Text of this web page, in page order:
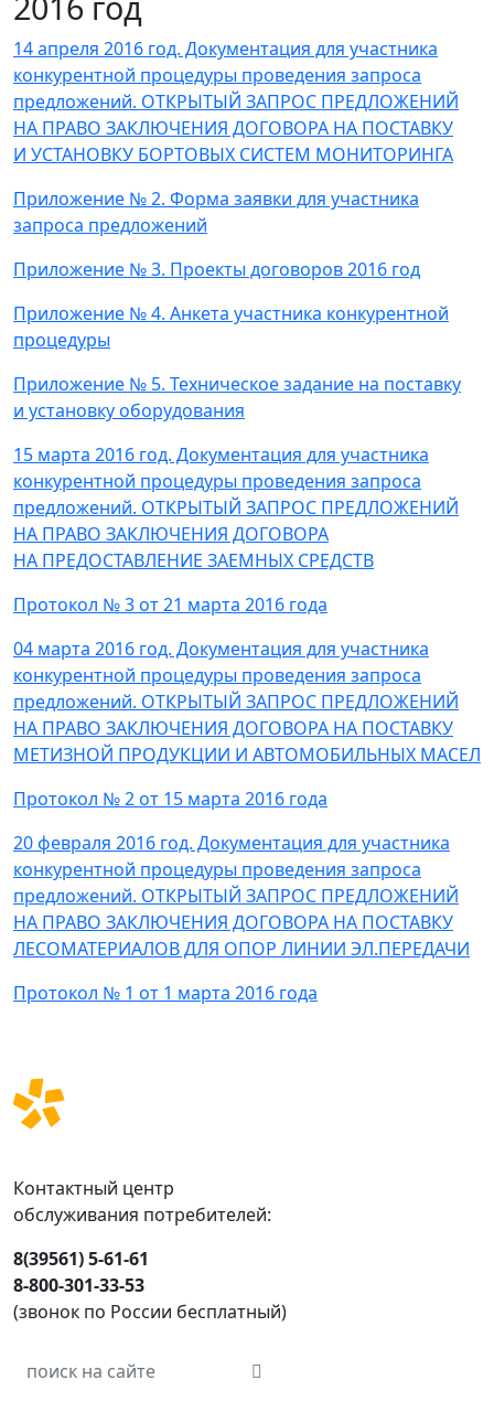
14 апреля 2016 год. Документация для участника
конкурентной процедуры проведения запроса
предложений. ОТКРЫТЫЙ ЗАПРОС ПРЕДЛОЖЕНИЙ
НА ПРАВО ЗАКЛЮЧЕНИЯ ДОГОВОРА НА ПОСТАВКУ
И УСТАНОВКУ БОРТОВЫХ СИСТЕМ МОНИТОРИНГА
Приложение № 2. Форма заявки для участника
запроса предложений
Приложение № 3. Проекты договоров 2016 год
Приложение № 4. Анкета участника конкурентной
процедуры
Приложение № 5. Техническое задание на поставку
и установку оборудования
15 марта 2016 год. Документация для участника
конкурентной процедуры проведения запроса
предложений. ОТКРЫТЫЙ ЗАПРОС ПРЕДЛОЖЕНИЙ
НА ПРАВО ЗАКЛЮЧЕНИЯ ДОГОВОРА
НА ПРЕДОСТАВЛЕНИЕ ЗАЕМНЫХ СРЕДСТВ
Протокол № 3 от 21 марта 2016 года
04 марта 2016 год. Документация для участника
конкурентной процедуры проведения запроса
предложений. ОТКРЫТЫЙ ЗАПРОС ПРЕДЛОЖЕНИЙ
НА ПРАВО ЗАКЛЮЧЕНИЯ ДОГОВОРА НА ПОСТАВКУ
МЕТИЗНОЙ ПРОДУКЦИИ И АВТОМОБИЛЬНЫХ МАСЕЛ
Протокол № 2 от 15 марта 2016 года
20 февраля 2016 год. Документация для участника
конкурентной процедуры проведения запроса
предложений. ОТКРЫТЫЙ ЗАПРОС ПРЕДЛОЖЕНИЙ
НА ПРАВО ЗАКЛЮЧЕНИЯ ДОГОВОРА НА ПОСТАВКУ
ЛЕСОМАТЕРИАЛОВ ДЛЯ ОПОР ЛИНИИ ЭЛ.ПЕРЕДАЧИ
Протокол № 1 от 1 марта 2016 года
Контактный центр
обслуживания потребителей:
8(39561) 5-61-61
8-800-301-33-53
(звонок по России бесплатный)